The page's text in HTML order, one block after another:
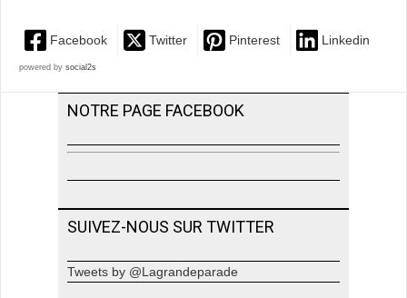
Facebook Twitter Pinterest Linkedin
powered by social2s
NOTRE PAGE FACEBOOK
SUIVEZ-NOUS SUR TWITTER
Tweets by @Lagrandeparade